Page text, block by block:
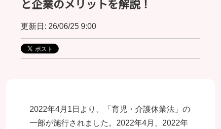
と企業のメリットを解説！
更新日: 26/06/25 9:00
2022年4月1日より、「育児・介護休業法」の
一部が施行されました。2022年4月、2022年